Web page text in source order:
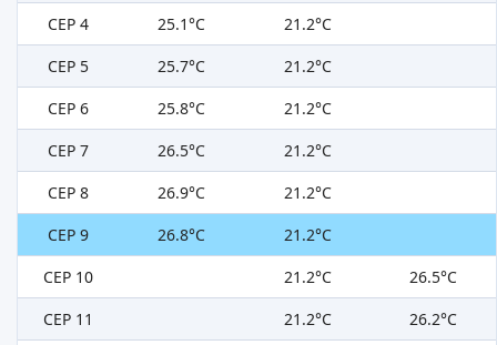
СЕР 4
25.1°C
21.2°C
СЕР 5
25.7°C
21.2°C
СЕР 6
25.8°C
21.2°C
СЕР 7
26.5°C
21.2°C
СЕР 8
26.9°C
21.2°C
СЕР 9
26.8°C
21.2°C
СЕР 10
21.2°C
26.5°C
СЕР 11
21.2°C
26.2°C